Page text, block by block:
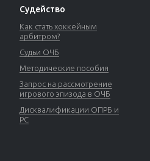
Судейство
Как стать хоккейным
арбитром?
Судьи ОЧБ
Методические пособия
Запрос на рассмотрение
игрового эпизода в ОЧБ
Дисквалификации ОПРБ и
РС